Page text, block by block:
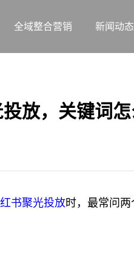
全域整合营销 新闻动态
放，关键词
书聚光投放时，最常问